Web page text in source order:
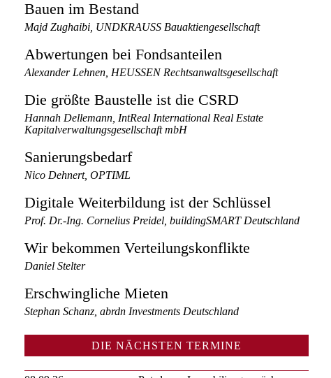
Bauen im Bestand
Majd Zughaibi, UNDKRAUSS Bauaktiengesellschaft
Abwertungen bei Fondsanteilen
Alexander Lehnen, HEUSSEN Rechtsanwaltsgesellschaft
Die größte Baustelle ist die CSRD
Hannah Dellemann, IntReal International Real Estate
Kapitalverwaltungsgesellschaft mbH
Sanierungsbedarf
Nico Dehnert, OPTIML
Digitale Weiterbildung ist der Schlüssel
Prof. Dr.-Ing. Cornelius Preidel, buildingSMART Deutschland
Wir bekommen Verteilungskonflikte
Daniel Stelter
Erschwingliche Mieten
Stephan Schanz, abrdn Investments Deutschland
DIE NÄCHSTEN TERMINE